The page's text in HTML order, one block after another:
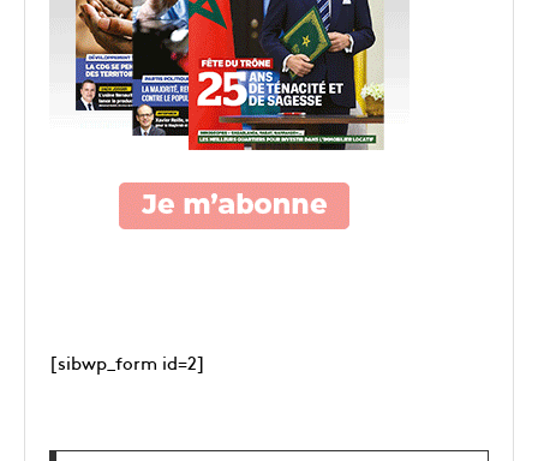
[sibwp_form id=2]